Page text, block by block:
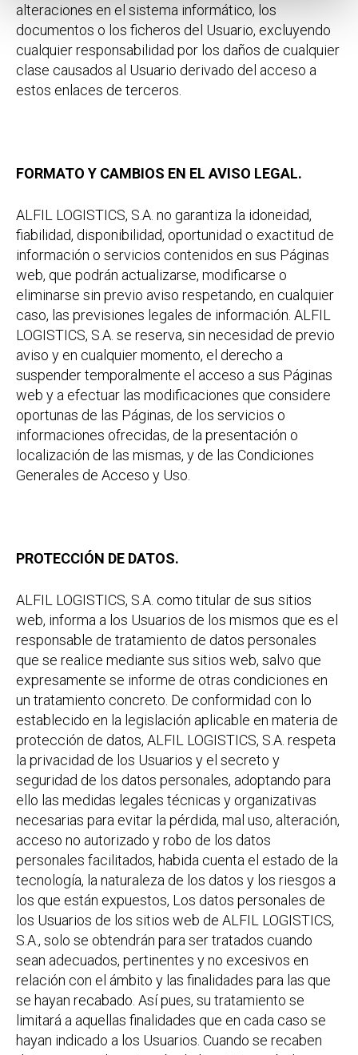
alteraciones en el sistema informático, los
documentos o los ficheros del Usuario, excluyendo
cualquier responsabilidad por los daños de cualquier
clase causados al Usuario derivado del acceso a
estos enlaces de terceros.
FORMATO Y CAMBIOS EN EL AVISO LEGAL.
ALFIL LOGISTICS, S.A. no garantiza la idoneidad,
fiabilidad, disponibilidad, oportunidad o exactitud de
información o servicios contenidos en sus Páginas
web, que podrán actualizarse, modificarse o
eliminarse sin previo aviso respetando, en cualquier
caso, las previsiones legales de información. ALFIL
LOGISTICS, S.A. se reserva, sin necesidad de previo
aviso y en cualquier momento, el derecho a
suspender temporalmente el acceso a sus Páginas
web y a efectuar las modificaciones que considere
oportunas de las Páginas, de los servicios o
informaciones ofrecidas, de la presentación o
localización de las mismas, y de las Condiciones
Generales de Acceso y Uso.
PROTECCIÓN DE DATOS.
ALFIL LOGISTICS, S.A. como titular de sus sitios
web, informa a los Usuarios de los mismos que es el
responsable de tratamiento de datos personales
que se realice mediante sus sitios web, salvo que
expresamente se informe de otras condiciones en
un tratamiento concreto. De conformidad con lo
establecido en la legislación aplicable en materia de
protección de datos, ALFIL LOGISTICS, S.A. respeta
la privacidad de los Usuarios y el secreto y
seguridad de los datos personales, adoptando para
ello las medidas legales técnicas y organizativas
necesarias para evitar la pérdida, mal uso, alteración,
acceso no autorizado y robo de los datos
personales facilitados, habida cuenta el estado de la
tecnología, la naturaleza de los datos y los riesgos a
los que están expuestos, Los datos personales de
los Usuarios de los sitios web de ALFIL LOGISTICS,
S.A., solo se obtendrán para ser tratados cuando
sean adecuados, pertinentes y no excesivos en
relación con el ámbito y las finalidades para las que
se hayan recabado. Así pues, su tratamiento se
limitará a aquellas finalidades que en cada caso se
hayan indicado a los Usuarios. Cuando se recaben